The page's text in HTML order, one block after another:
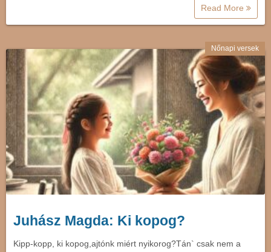
Read More
Nőnapi versek
Juhász Magda: Ki kopog?
Kipp-kopp, ki kopog,ajtónk miért nyikorog?Tán` csak nem a